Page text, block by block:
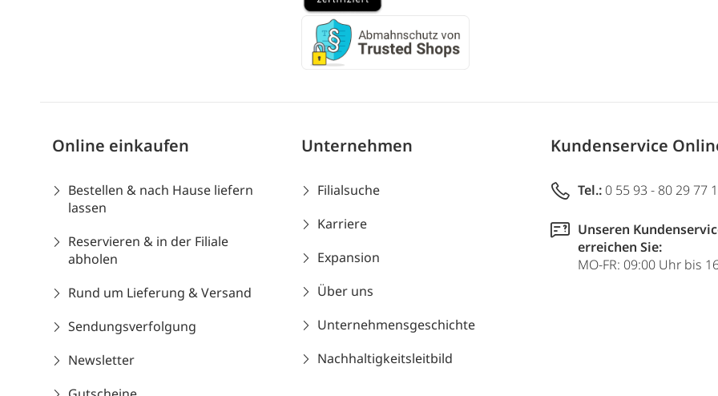
Online einkaufen
Bestellen & nach Hause liefern
lassen
Reservieren & in der Filiale
abholen
Rund um Lieferung & Versand
Sendungsverfolgung
Newsletter
Unternehmen
Filialsuche
Karriere
Expansion
Über uns
Unternehmensgeschichte
Nachhaltigkeitsleitbild
Kundenservice
Tel.: 0 55 93 - 80 29 77
Unseren
erreichen Sie:
MO-FR: 09:00 Uhr bis